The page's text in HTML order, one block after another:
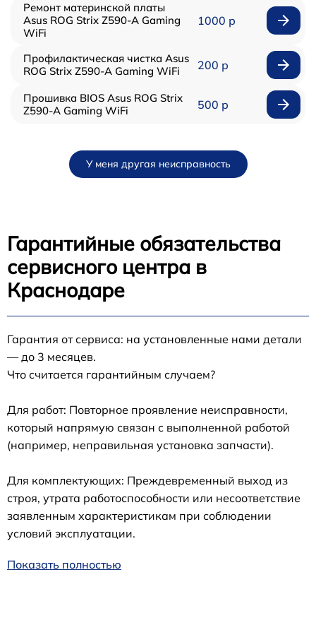
Ремонт материнской платы
Asus ROG Strix Z590-A Gaming
WiFi
1000 р
Профилактическая чистка Asus
ROG Strix Z590-A Gaming WiFi
200 р
Прошивка BIOS Asus ROG Strix
Z590-A Gaming WiFi
500 р
У меня другая неисправность
Гарантийные обязательства
сервисного центра в
Краснодаре
Гарантия от сервиса: на установленные нами детали
— до 3 месяцев.
Что считается гарантийным случаем?
Для работ: Повторное проявление неисправности,
который напрямую связан с выполненной работой
(например, неправильная установка запчасти).
Для комплектующих: Преждевременный выход из
строя, утрата работоспособности или несоответствие
заявленным характеристикам при соблюдении
условий эксплуатации.
Показать полностью